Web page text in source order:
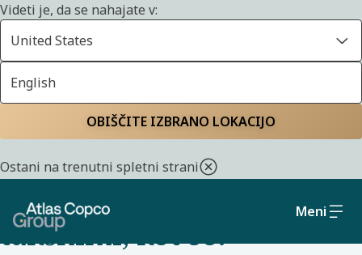
Videti je, da se nahajate v:
United States
English
OBIŠČITE IZBRANO LOKACIJO
Ostani na trenutni spletni strani
Meni
Domov Spoznajte naše sodelavce
"Ne boj se soočiti z izzivi
takšnimi, kot so.“